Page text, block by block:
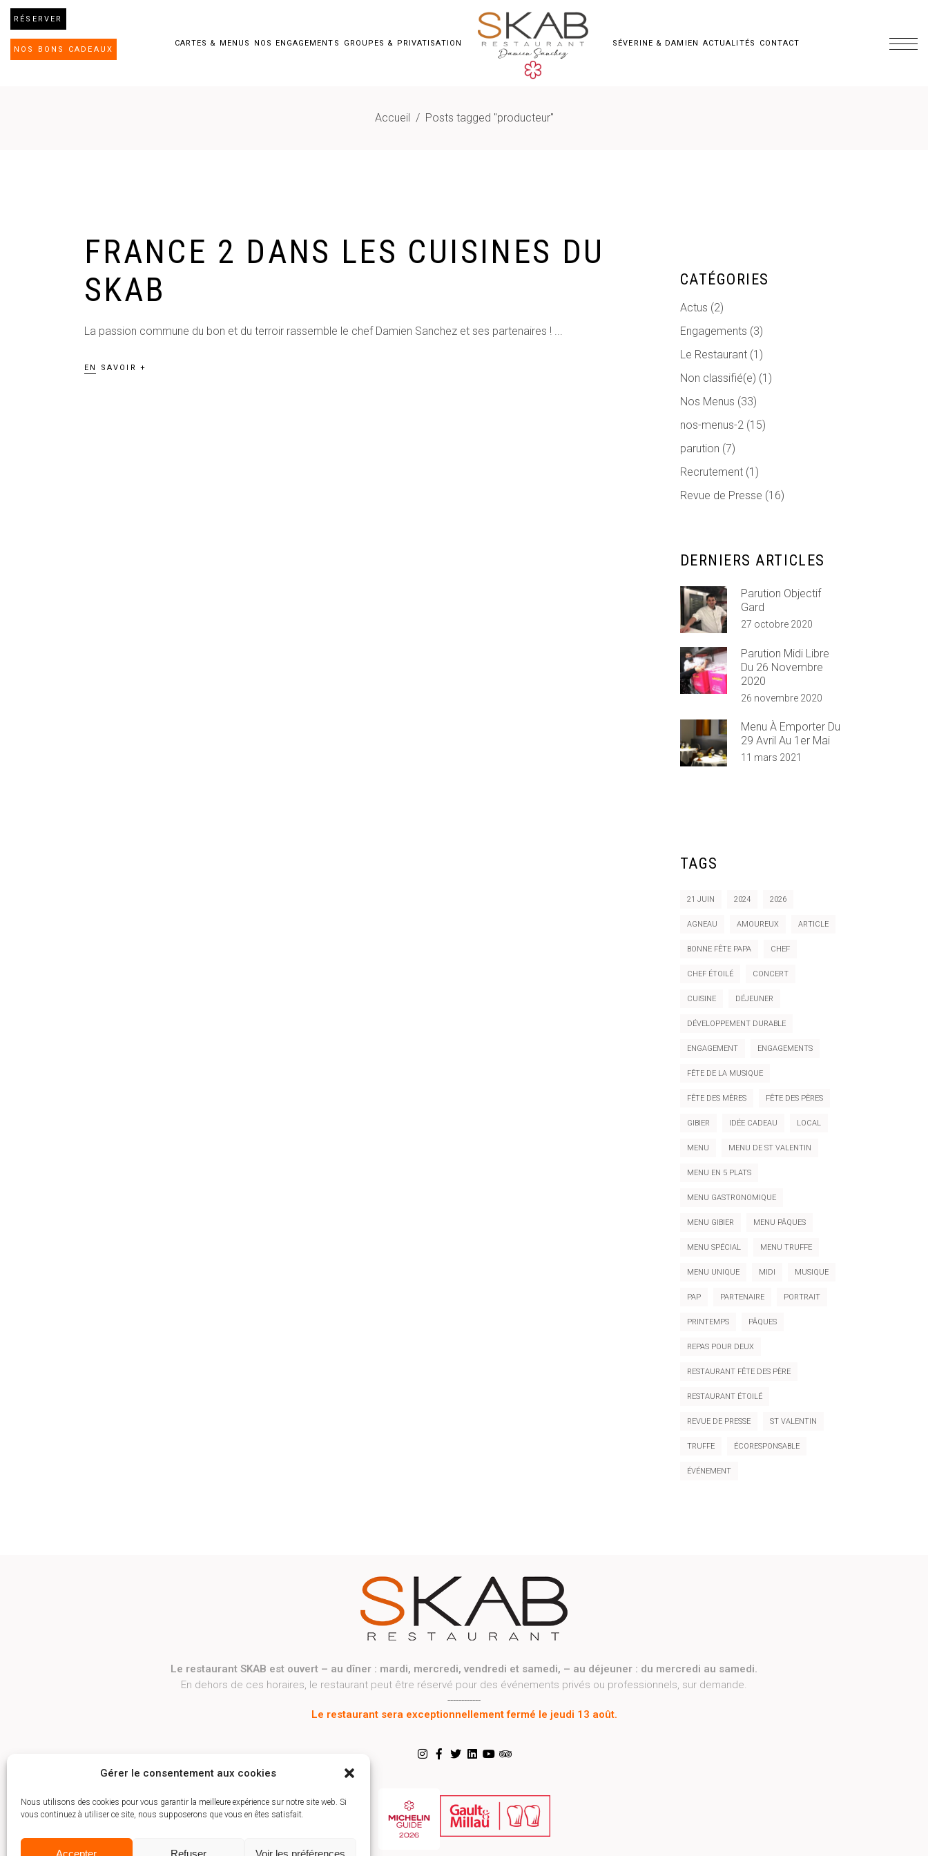
Gérer le consentement aux cookies
Nous utilisons des cookies pour vous garantir la meilleure expérience sur notre site web. Si
vous continuez à utiliser ce site, nous supposerons que vous en êtes satisfait.
Accepter Refuser Voir les préférences
RÉSERVER
NOS BONS CADEAUX
CARTES & MENUS NOS ENGAGEMENTS GROUPES & PRIVATISATION SÉVERINE & DAMIEN ACTUALITÉS CONTACT
Accueil / Posts tagged "producteur"
FRANCE 2 DANS LES CUISINES DU
SKAB
La passion commune du bon et du terroir rassemble le chef Damien Sanchez et ses partenaires !
EN SAVOIR +
CATÉGORIES
Actus (2)
Engagements (3)
Le Restaurant(1)
Non classifié(e) (1)
Nos Menus (33)
nos-menus-2(15)
parution (7)
Recrutement(1)
Revue de Presse (16)
DERNIERS ARTICLES
Parution Objectif
Gard
27 octobre 2020
Parution Midi Libre
Du 26 Novembre
2020
26 novembre 2020
Menu À Emporter Du
29 Avril Au 1er Mai
11 mars 2021
TAGS
21 JUIN 2024 2026
AGNEAU AMOUREUX ARTICLE
BONNE FÊTE PAPA CHEF
CHEF ÉTOILÉ CONCERT
CUISINE DÉJEUNER
DÉVELOPPEMENT DURABLE
ENGAGEMENT ENGAGEMENTS
FÊTE DE LA MUSIQUE
FÊTE DES MÈRES FÊTE DES PÈRES
GIBIER IDÉE CADEAU LOCAL
MENU MENU DE ST VALENTIN
MENU EN 5 PLATS
MENU GASTRONOMIQUE
MENU GIBIER MENU PÂQUES
MENU SPÉCIAL MENU TRUFFE
MENU UNIQUE MIDI MUSIQUE
PAP PARTENAIRE PORTRAIT
PRINTEMPS PÂQUES
REPAS POUR DEUX
RESTAURANT FÊTE DES PÈRE
RESTAURANT ÉTOILÉ
REVUE DE PRESSE ST VALENTIN
TRUFFE ÉCORESPONSABLE
ÉVÉNEMENT
Le restaurant SKAB est ouvert – au dîner : mardi, mercredi, vendredi et samedi, – au déjeuner : du mercredi au samedi.
En dehors de ces horaires, le restaurant peut être réservé pour des événements privés ou professionnels, sur demande.
------------
Le restaurant sera exceptionnellement fermé le jeudi 13 août.